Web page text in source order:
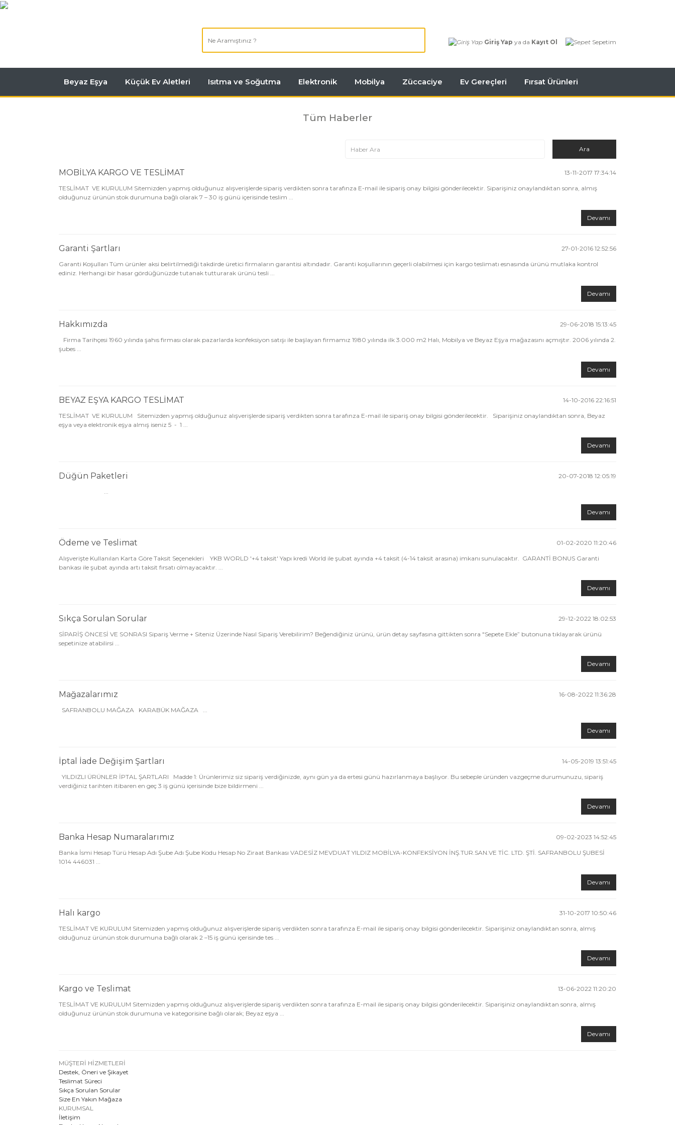
Giriş Yap ya da Kayıt Ol Sepetim
Beyaz Eşya Küçük Ev Aletleri Isıtma ve Soğutma Elektronik Mobilya Züccaciye Ev Gereçleri Fırsat Ürünleri
Tüm Haberler
MOBİLYA KARGO VE TESLİMAT 13-11-2017 17:34:14
TESLİMAT VE KURULUM Sitemizden yapmış olduğunuz alışverişlerde sipariş verdikten sonra tarafınza E-mail ile sipariş onay bilgisi gönderilecektir. Siparişiniz onaylandıktan sonra, almış
olduğunuz ürünün stok durumuna bağlı olarak 7 – 30 iş günü içerisinde teslim ...
Devamı
Garanti Şartları 27-01-2016 12:52:56
Garanti Koşulları Tüm ürünler aksi belirtilmediği takdirde üretici firmaların garantisi altındadır. Garanti koşullarının geçerli olabilmesi için kargo teslimatı esnasında ürünü mutlaka kontrol
ediniz. Herhangi bir hasar gördüğünüzde tutanak tutturarak ürünü tesli ...
Devamı
Hakkımızda 29-06-2018 15:13:45
Firma Tarihçesi 1960 yılında şahıs firması olarak pazarlarda konfeksiyon satışı ile başlayan firmamız 1980 yılında ilk 3.000 m2 Halı, Mobilya ve Beyaz Eşya mağazasını açmıştır. 2006 yılında 2.
şubes ...
Devamı
BEYAZ EŞYA KARGO TESLİMAT 14-10-2016 22:16:51
TESLİMAT VE KURULUM Sitemizden yapmış olduğunuz alışverişlerde sipariş verdikten sonra tarafınza E-mail ile sipariş onay bilgisi gönderilecektir. Siparişiniz onaylandıktan sonra, Beyaz
eşya veya elektronik eşya almış iseniz 5 - 1 ...
Devamı
Düğün Paketleri 20-07-2018 12:05:19
...
Devamı
Ödeme ve Teslimat 01-02-2020 11:20:46
Alışverişte Kullanılan Karta Göre Taksit Seçenekleri YKB WORLD '+4 taksit' Yapı kredi World ile şubat ayında +4 taksit (4-14 taksit arasına) imkanı sunulacaktır. GARANTİ BONUS Garanti
bankası ile şubat ayında artı taksit fırsatı olmayacaktır. ...
Devamı
Sıkça Sorulan Sorular 29-12-2022 18:02:53
SİPARİŞ ÖNCESİ VE SONRASI Sipariş Verme + Siteniz Üzerinde Nasıl Sipariş Verebilirim? Beğendiğiniz ürünü, ürün detay sayfasına gittikten sonra "Sepete Ekle” butonuna tıklayarak ürünü
sepetinize atabilirsi ...
Devamı
Mağazalarımız 16-08-2022 11:36:28
SAFRANBOLU MAĞAZA KARABÜK MAĞAZA ...
Devamı
İptal İade Değişim Şartları 14-05-2019 13:51:45
YILDIZLI ÜRÜNLER İPTAL ŞARTLARI Madde 1: Ürünlerimiz siz sipariş verdiğinizde, aynı gün ya da ertesi günü hazırlanmaya başlıyor. Bu sebeple üründen vazgeçme durumunuzu, sipariş
verdiğiniz tarihten itibaren en geç 3 iş günü içerisinde bize bildirmeni ...
Devamı
Banka Hesap Numaralarımız 09-02-2023 14:52:45
Banka İsmi Hesap Türü Hesap Adı Şube Adı Şube Kodu Hesap No Ziraat Bankası VADESİZ MEVDUAT YILDIZ MOBİLYA-KONFEKSİYON İNŞ.TUR.SAN.VE TİC. LTD. ŞTİ. SAFRANBOLU ŞUBESİ
1014 446031 ...
Devamı
Halı kargo 31-10-2017 10:50:46
TESLİMAT VE KURULUM Sitemizden yapmış olduğunuz alışverişlerde sipariş verdikten sonra tarafınza E-mail ile sipariş onay bilgisi gönderilecektir. Siparişiniz onaylandıktan sonra, almış
olduğunuz ürünün stok durumuna bağlı olarak 2 –15 iş günü içerisinde tes ...
Devamı
Kargo ve Teslimat 13-06-2022 11:20:20
TESLİMAT VE KURULUM Sitemizden yapmış olduğunuz alışverişlerde sipariş verdikten sonra tarafınza E-mail ile sipariş onay bilgisi gönderilecektir. Siparişiniz onaylandıktan sonra, almış
olduğunuz ürünün stok durumuna ve kategorisine bağlı olarak; Beyaz eşya ...
Devamı
MÜŞTERİ HİZMETLERİ
Destek, Öneri ve Şikayet
Teslimat Süreci
Sıkça Sorulan Sorular
Size En Yakın Mağaza
KURUMSAL
İletişim